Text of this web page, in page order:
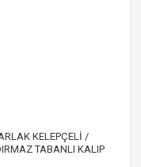
KELEPÇELİ /
TABANLI KALIP